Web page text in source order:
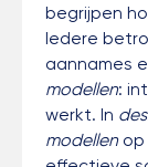
begrijpen
Iedere
aannames
modellen:
werkt. In
modellenop